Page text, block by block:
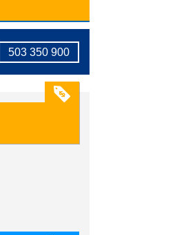
503 350 900